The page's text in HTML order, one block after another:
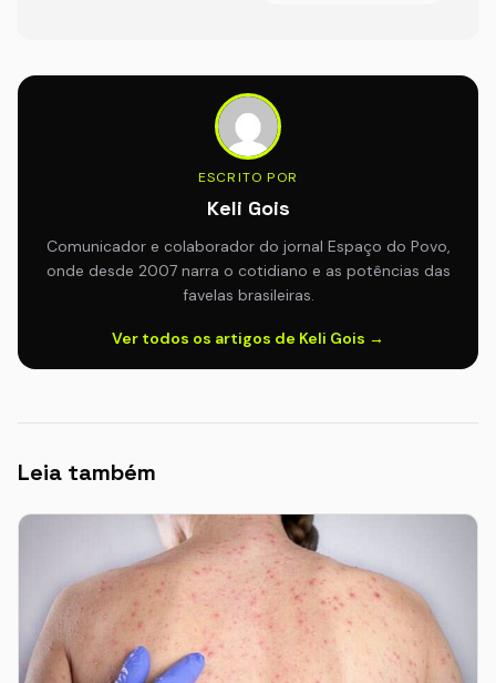
ESCRITO POR
Keli Gois
Comunicador e colaborador do jornal Espaço do Povo,
onde desde 2007 narra o cotidiano e as potências das
favelas brasileiras.
Ver todos os artigos de Keli Gois →
Leia também